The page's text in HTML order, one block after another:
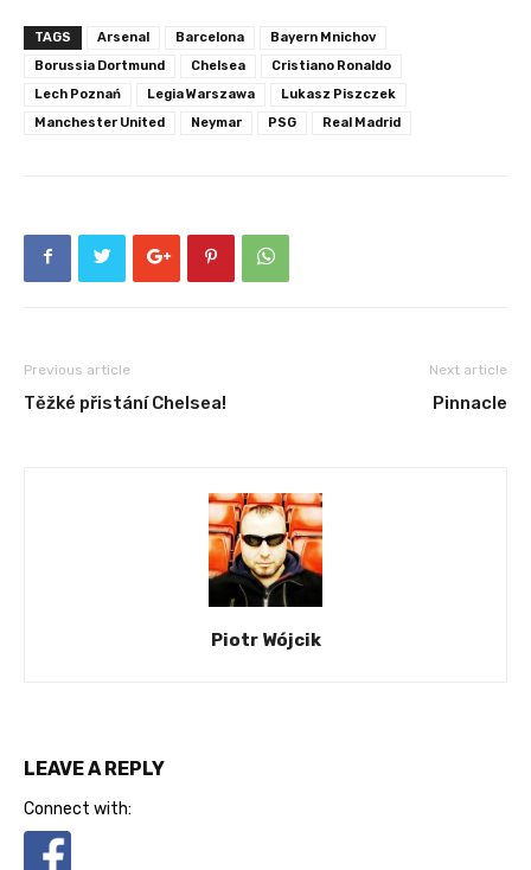
TAGS Arsenal Barcelona
Bayern Mnichov
Borussia Dortmund
Chelsea
Cristiano Ronaldo
Lech Poznań
Legia Warszawa
Lukasz Piszczek
Manchester United
Neymar PSG Real Madrid
Previous article
Těžké přistání Chelsea!
Next article
Pinnacle
Piotr Wójcik
LEAVE A REPLY
Connect with: